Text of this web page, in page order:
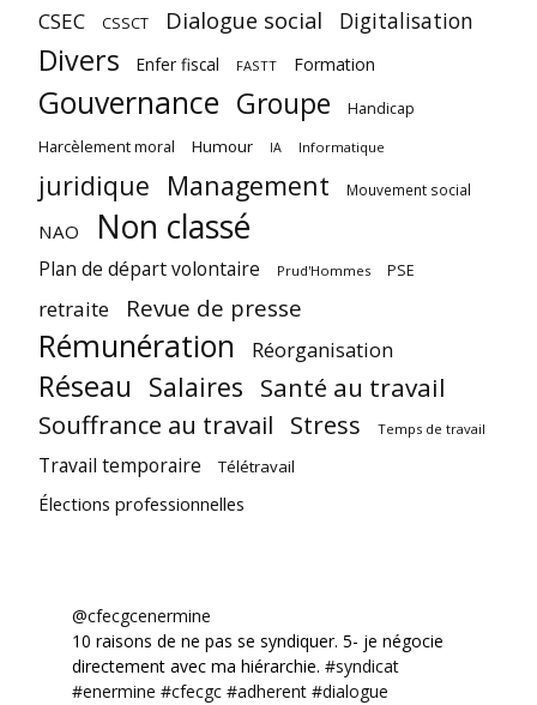
CSEC CSSCT Dialogue social Digitalisation
Divers Enfer fiscal FASTT Formation
Gouvernance Groupe Handicap
Harcèlement moral Humour IA Informatique
juridique Management Mouvement social
NAO Non classé
Plan de départ volontaire Prud'Hommes PSE
retraite Revue de presse
Rémunération Réorganisation
Réseau Salaires Santé au travail
Souffrance au travail Stress Temps de travail
Travail temporaire Télétravail
Élections professionnelles
@cfecgcenermine
10 raisons de ne pas se syndiquer. 5- je négocie
directement avec ma hiérarchie. #syndicat
#enermine #cfecgc #adherent #dialogue